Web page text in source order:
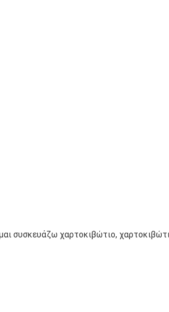
συσκευάζω χαρτοκιβώτιο,